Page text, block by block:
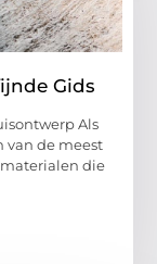
Gids
Als
van de meest
die